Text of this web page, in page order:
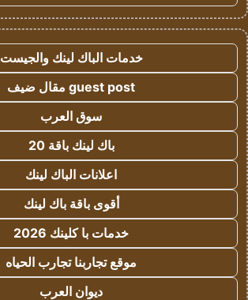
خدمات الباك لينك والجيست
guest post مقال ضيف
سوق العرب
باك لينك باقة 20
اعلانات الباك لينك
أقوى باقة باك لينك
خدمات با كلينك 2026
موقع تجاربنا تجارب الحياه
ديوان العرب